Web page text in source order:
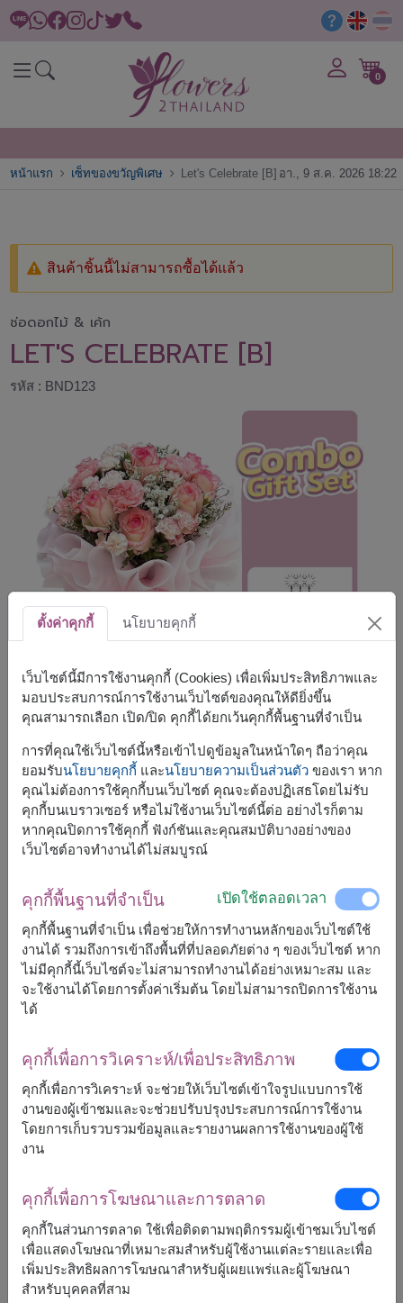
0
หน้าแรก เซ็ทของขวัญพิเศษ Let's Celebrate [B] อา., 9 ส.ค. 2026 18:22
สินค้าชิ้นนี้ไม่สามารถซื้อได้แล้ว
ช่อดอกไม้ & เค้ก
LET'S CELEBRATE [B]
รหัส : BND123
ขนาดโดยประมาณ:
สูง 30 ซม. (ช่อดอกไม้) / 2 ปอนด์ (เค้ก)
สินค้าชิ้นนี้ประกอบด้วย:
เค้กขนาด 2 ปอนด์
(เค้กรสวานิลลาหรือช็อกโกแลต ไม่
สามารถเลือกแบบได้)
ราคาตามพื้นที่จัดส่ง
เริ่มต้นที่ 3,500
จัดส่งได้
ตั้งค่าคุกกี้ นโยบายคุกกี้
เว็บไซต์นี้มีการใช้งานคุกกี้ (Cookies) เพื่อเพิ่มประสิทธิภาพและ
มอบประสบการณ์การใช้งานเว็บไซต์ของคุณให้ดียิ่งขึ้น
คุณสามารถเลือก เปิด/ปิด คุกกี้ได้ยกเว้นคุกกี้พื้นฐานที่จำเป็น
การที่คุณใช้เว็บไซต์นี้หรือเข้าไปดูข้อมูลในหน้าใดๆ ถือว่าคุณ
ยอมรับนโยบายคุกกี้ และนโยบายความเป็นส่วนตัวของเรา หาก
คุณไม่ต้องการใช้คุกกี้บนเว็บไซต์ คุณจะต้องปฏิเสธโดยไม่รับ
คุกกี้บนเบราวเซอร์ หรือไม่ใช้งานเว็บไซต์นี้ต่อ อย่างไรก็ตาม
หากคุณปิดการใช้คุกกี้ ฟังก์ชันและคุณสมบัติบางอย่างของ
เว็บไซต์อาจทำงานได้ไม่สมบูรณ์
คุกกี้พื้นฐานที่จำเป็น เปิดใช้ตลอดเวลา
คุกกี้พื้นฐานที่จำเป็น เพื่อช่วยให้การทำงานหลักของเว็บไซต์ใช้
งานได้ รวมถึงการเข้าถึงพื้นที่ที่ปลอดภัยต่าง ๆ ของเว็บไซต์ หาก
ไม่มีคุกกี้นี้เว็บไซต์จะไม่สามารถทำงานได้อย่างเหมาะสม และ
จะใช้งานได้โดยการตั้งค่าเริ่มต้น โดยไม่สามารถปิดการใช้งาน
ได้
คุกกี้เพื่อการวิเคราะห์/เพื่อประสิทธิภาพ
คุกกี้เพื่อการวิเคราะห์ จะช่วยให้เว็บไซต์เข้าใจรูปแบบการใช้
งานของผู้เข้าชมและจะช่วยปรับปรุงประสบการณ์การใช้งาน
โดยการเก็บรวบรวมข้อมูลและรายงานผลการใช้งานของผู้ใช้
งาน
คุกกี้เพื่อการโฆษณาและการตลาด
คุกกี้ในส่วนการตลาด ใช้เพื่อติดตามพฤติกรรมผู้เข้าชมเว็บไซต์
เพื่อแสดงโฆษณาที่เหมาะสมสำหรับผู้ใช้งานแต่ละรายและเพื่อ
เพิ่มประสิทธิผลการโฆษณาสำหรับผู้เผยแพร่และผู้โฆษณา
สำหรับบุคคลที่สาม